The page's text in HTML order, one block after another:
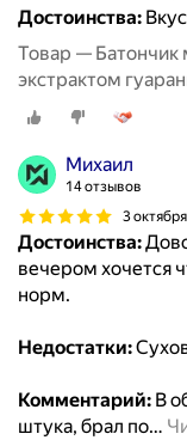
Достоинства:
Товар — Батончик
экстрактом
Михаил
14 отзывов
3
Достоинства:
вечером хочется
норм.
Недостатки:
Комментарий: В
штука, брал по…